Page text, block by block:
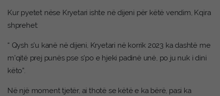
Kur pyetet nëse Kryetari ishte në dijeni për këtë vendim, Kqira
shprehet:
“ Qysh s’u kanë në dijeni, Kryetari në korrik 2023 ka dashtë me
m’qitë prej punës pse s’po e hjeki padinë unë, po ju nuk i dini
këto”.
Në një moment tjetër, ai thotë se këtë e ka bërë, pasi ka